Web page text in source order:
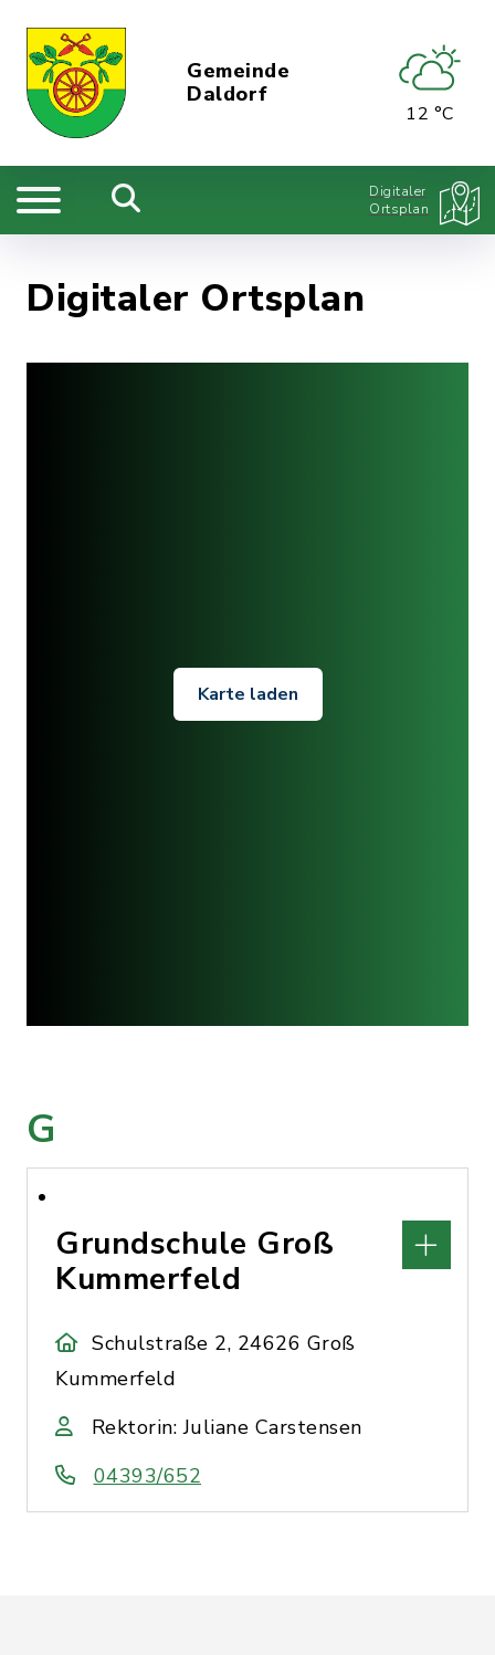
Gemeinde
Daldorf
12 °C
Digitaler
Ortsplan
Digitaler Ortsplan
Karte laden
G
Grundschule Groß
Kummerfeld
Schulstraße 2, 24626 Groß
Kummerfeld
Rektorin: Juliane Carstensen
04393/652